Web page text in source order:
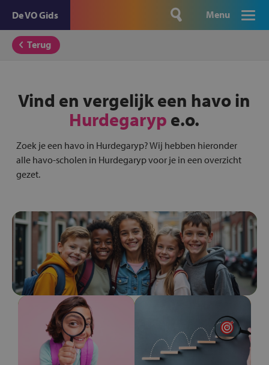
De VO Gids Menu
Terug
Vind en vergelijk een havo in
Hurdegaryp e.o.
Zoek je een havo in Hurdegaryp? Wij hebben hieronder
alle havo-scholen in Hurdegaryp voor je in een overzicht
gezet.